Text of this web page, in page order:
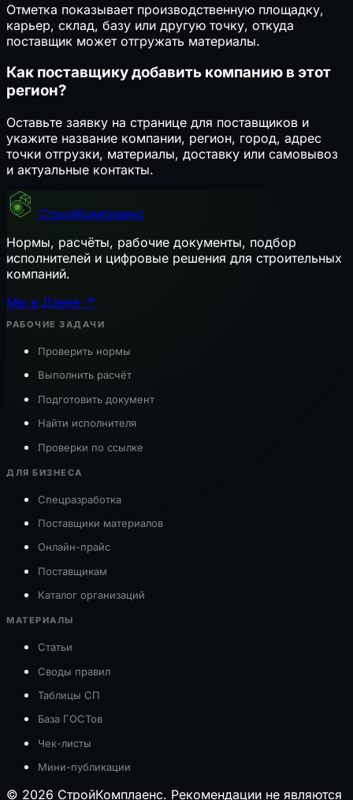
Отметка показывает производственную площадку,
карьер, склад, базу или другую точку, откуда
поставщик может отгружать материалы.
Как поставщику добавить компанию в этот
регион?
Оставьте заявку на странице для поставщиков и
укажите название компании, регион, город, адрес
точки отгрузки, материалы, доставку или самовывоз
и актуальные контакты.
СтройКомплаенс
Нормы, расчёты, рабочие документы, подбор
исполнителей и цифровые решения для строительных
компаний.
Мы в Дзене ↗
РАБОЧИЕ ЗАДАЧИ
Проверить нормы
Выполнить расчёт
Подготовить документ
Найти исполнителя
Проверки по ссылке
ДЛЯ БИЗНЕСА
Спецразработка
Поставщики материалов
Онлайн-прайс
Поставщикам
Каталог организаций
МАТЕРИАЛЫ
Статьи
Своды правил
Таблицы СП
База ГОСТов
Чек-листы
Мини-публикации
© 2026 СтройКомплаенс. Рекомендации не являются